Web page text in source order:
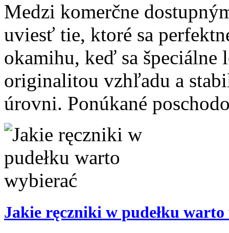
Medzi komerčne
uviesť tie, ktoré sa
okamihu, keď sa špeciálne
originalitou vzhľadu a
úrovni. Ponúkané
Jakie ręczniki w pudełku